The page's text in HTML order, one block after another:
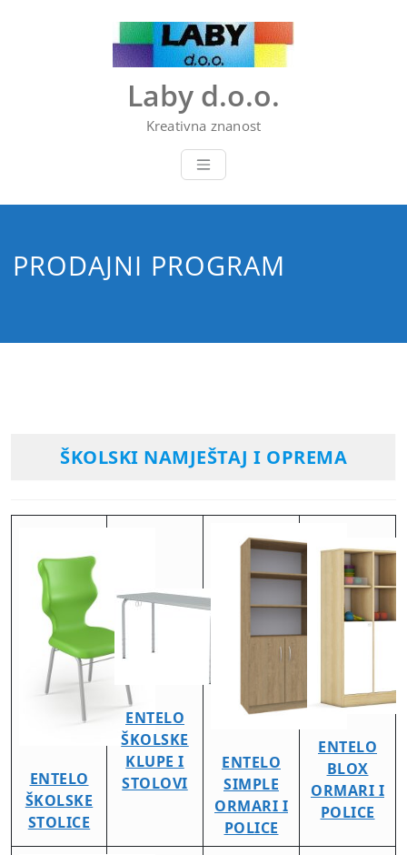
Laby d.o.o.
Kreativna znanost
PRODAJNI PROGRAM
ŠKOLSKI NAMJEŠTAJ I OPREMA
ENTELO
ŠKOLSKE
STOLICE
ENTELO
ŠKOLSKE
KLUPE I
STOLOVI
ENTELO
SIMPLE
ORMARI I
POLICE
ENTELO
BLOX
ORMARI I
POLICE